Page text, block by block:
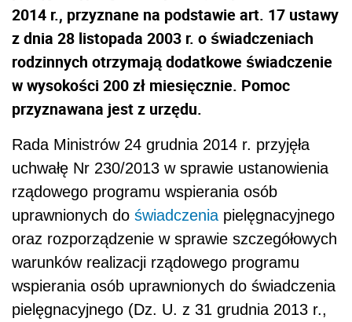
2014 r., przyznane na podstawie art. 17 ustawy
z dnia 28 listopada 2003 r. o świadczeniach
rodzinnych otrzymają dodatkowe świadczenie
w wysokości 200 zł miesięcznie. Pomoc
przyznawana jest z urzędu.
Rada Ministrów 24 grudnia 2014 r. przyjęła
uchwałę Nr 230/2013 w sprawie ustanowienia
rządowego programu wspierania osób
uprawnionych do świadczeniapielęgnacyjnego
oraz rozporządzenie w sprawie szczegółowych
warunków realizacji rządowego programu
wspierania osób uprawnionych do świadczenia
pielęgnacyjnego (Dz. U. z 31 grudnia 2013 r.,